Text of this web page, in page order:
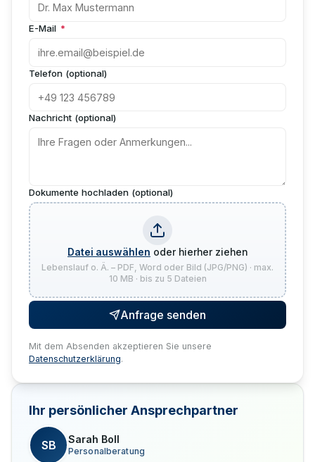
E-Mail *
Telefon (optional)
Nachricht (optional)
Dokumente hochladen (optional)
Datei auswählen oder hierher ziehen
Lebenslauf o. Ä. – PDF, Word oder Bild (JPG/PNG) · max.
10 MB · bis zu 5 Dateien
Anfrage senden
Mit dem Absenden akzeptieren Sie unsere
Datenschutzerklärung.
Ihr persönlicher Ansprechpartner
SB Sarah Boll
Personalberatung